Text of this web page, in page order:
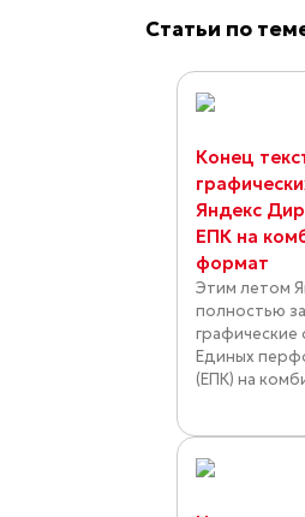
Статьи по
Конец
Яндекс
ЕПК на
формат
Этим летом
полностью
графические
Единых
(ЕПК) на